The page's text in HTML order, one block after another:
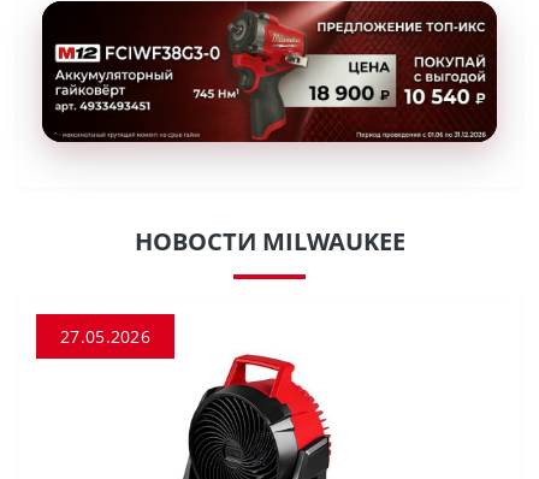
НОВОСТИ MILWAUKEE
27.05.2026